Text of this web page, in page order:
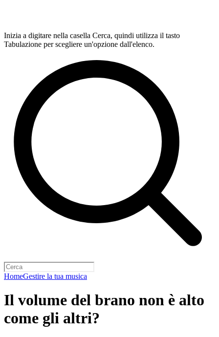
Inizia a digitare nella casella Cerca, quindi utilizza il tasto
Tabulazione per scegliere un'opzione dall'elenco.
HomeGestire la tua musica
Il volume del brano non è alto
come gli altri?